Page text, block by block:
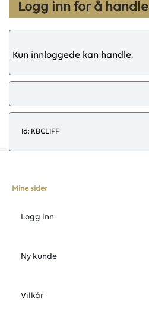
Logg inn for å handle
Kun innloggede kan handle.
Id: KBCLIFF
Mine sider
Logg inn
Ny kunde
Vilkår